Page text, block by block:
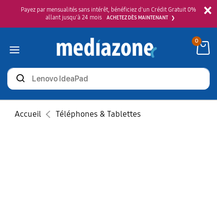
×
Payez par mensualités sans intérêt, bénéficiez d'un Crédit Gratuit 0%
allant jusqu'à 24 mois
ACHETEZ DÈS MAINTENANT
Rechercher
des
produits
0
Accueil Téléphones & Tablettes